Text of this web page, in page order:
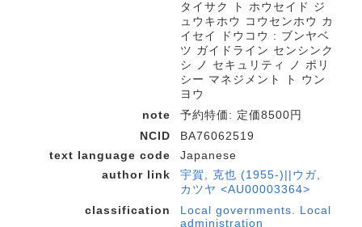
タイサク ト ホウセイド ジ
ュウキホウ コウセンホウ カ
イセイ ドウコウ : ブンヤベ
ツ ガイドライン センシンク
シ ノ セキュリティ ノ ポリ
シー マネジメント ト ウン
ヨウ
note
予約特価: 定価8500円
NCID
BA76062519
text language code
Japanese
author link
宇賀, 克也 (1955-)||ウガ,
カツヤ <AU00003364>
classification
Local governments. Local
administration